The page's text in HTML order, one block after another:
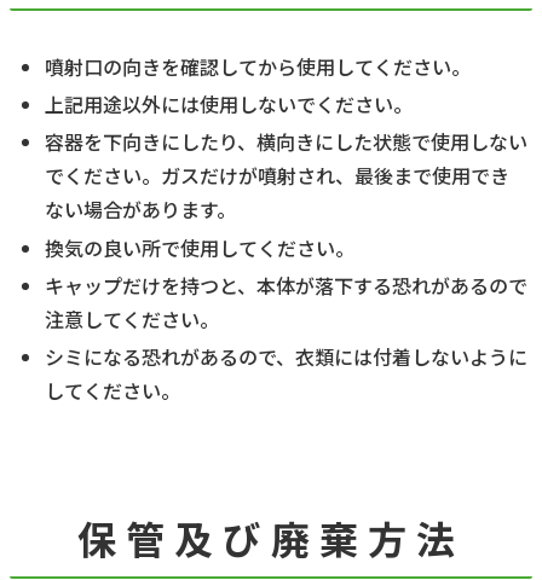
噴射口の向きを確認してから使用してください。
上記用途以外には使用しないでください。
容器を下向きにしたり、横向きにした状態で使用しない
でください。ガスだけが噴射され、最後まで使用でき
ない場合があります。
換気の良い所で使用してください。
キャップだけを持つと、本体が落下する恐れがあるので
注意してください。
シミになる恐れがあるので、衣類には付着しないように
してください。
保管及び廃棄方法